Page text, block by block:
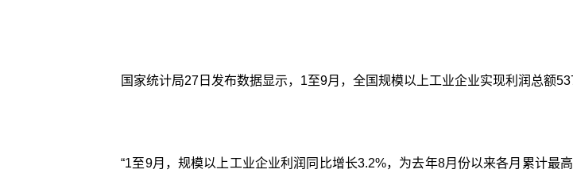
国家统计局27日发布数据显示，1至9月，全国规模以上工业企业实现利润总额
“1至9月，规模以上工业企业利润同比增长3.2%，为去年8月份以来各月累计